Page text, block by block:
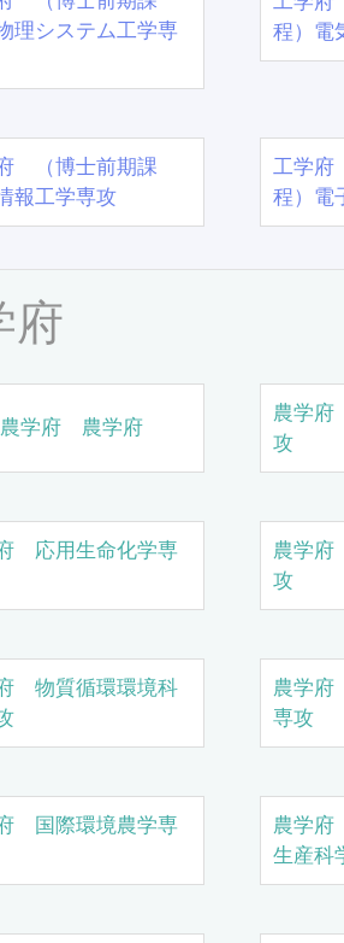
理システム工学専
程）電
（博士前期課
報工学専攻
工学
程）電
府
農学府 農学府
農学
攻
応用生命化学専
農学
攻
物質循環環境科
農学
専攻
国際環境農学専
農学
生産科